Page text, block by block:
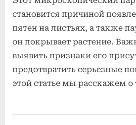
становится причиной
пятен на листьях, а также
он покрывает растение.
выявить признаки его
предотвратить серьезные
этой статье мы расскажем